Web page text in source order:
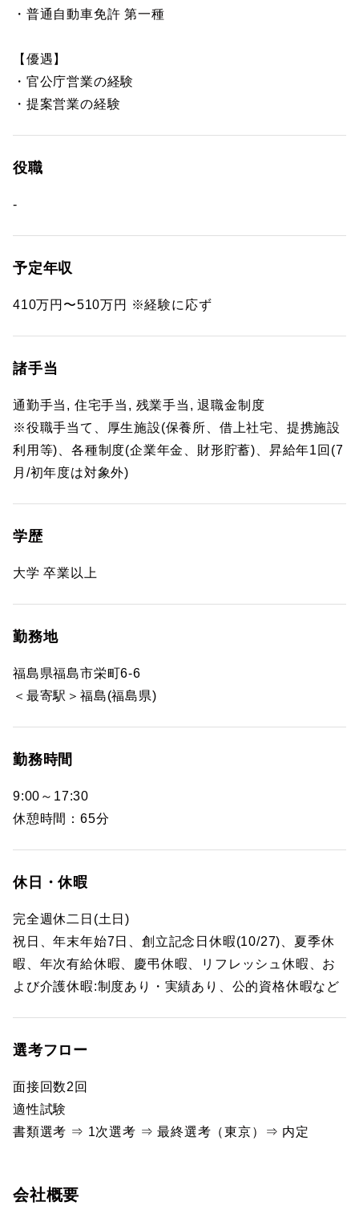
・普通自動車免許 第一種
【優遇】
・官公庁営業の経験
・提案営業の経験
役職
-
予定年収
410万円〜510万円 ※経験に応ず
諸手当
通勤手当, 住宅手当, 残業手当, 退職金制度
※役職手当て、厚生施設(保養所、借上社宅、提携施設
利用等)、各種制度(企業年金、財形貯蓄)、昇給年1回(7
月/初年度は対象外)
学歴
大学 卒業以上
勤務地
福島県福島市栄町6-6
＜最寄駅＞福島(福島県)
勤務時間
9:00～17:30
休憩時間：65分
休日・休暇
完全週休二日(土日)
祝日、年末年始7日、創立記念日休暇(10/27)、夏季休
暇、年次有給休暇、慶弔休暇、リフレッシュ休暇、お
よび介護休暇:制度あり・実績あり、公的資格休暇など
選考フロー
面接回数2回
適性試験
書類選考 ⇒ 1次選考 ⇒ 最終選考（東京）⇒ 内定
会社概要